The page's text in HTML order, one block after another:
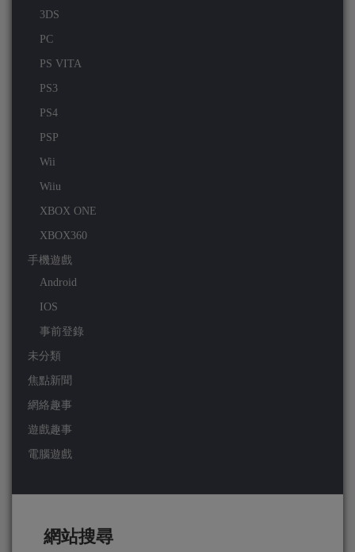
3DS
PC
PS VITA
PS3
PS4
PSP
Wii
Wiiu
XBOX ONE
XBOX360
手機遊戲
Android
IOS
事前登錄
未分類
焦點新聞
網絡趣事
遊戲趣事
電腦遊戲
網站搜尋